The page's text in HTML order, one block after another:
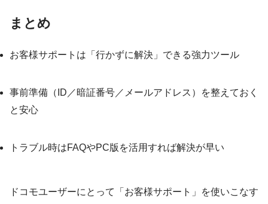
まとめ
お客様サポートは「行かずに解決」できる強力ツール
事前準備（ID／暗証番号／メールアドレス）を整えておく
と安心
トラブル時はFAQやPC版を活用すれば解決が早い
ドコモユーザーにとって「お客様サポート」を使いこなす